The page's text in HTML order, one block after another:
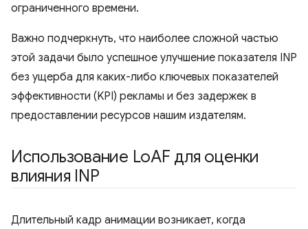
ограниченного времени.
Важно подчеркнуть, что наиболее сложной частью
этой задачи было успешное улучшение показателя INP
без ущерба для каких-либо ключевых показателей
эффективности (KPI) рекламы и без задержек в
предоставлении ресурсов нашим издателям.
Использование LoAF для оценки
влияния INP
Длительный кадр анимации возникает, когда